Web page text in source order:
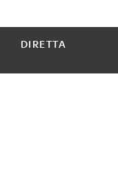
DIRETTA